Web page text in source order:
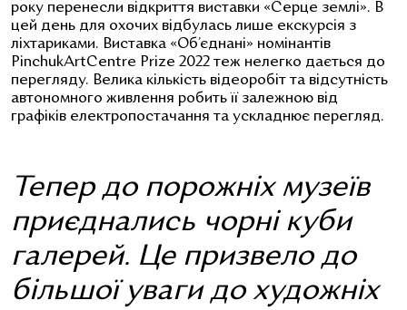
року перенесли відкриття виставки «Серце землі». В
цей день для охочих відбулась лише екскурсія з
ліхтариками. Виставка «Об’єднані» номінантів
PinchukArtCentre Prize 2022 теж нелегко дається до
перегляду. Велика кількість відеоробіт та відсутність
автономного живлення робить її залежною від
графіків електропостачання та ускладнює перегляд.
Тепер до порожніх музеїв
приєднались чорні куби
галерей. Це призвело до
більшої уваги до художніх